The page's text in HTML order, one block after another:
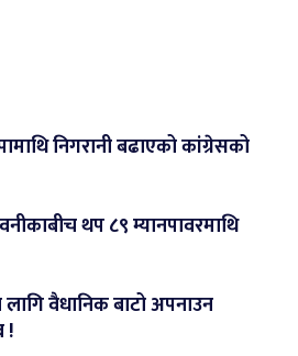
निगरानी बढाएको कांग्रेसको
थप ८९ म्यानपावरमाथि
वैधानिक बाटो अपनाउन
!